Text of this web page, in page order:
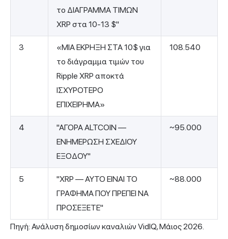
το ΔΙΑΓΡΑΜΜΑ ΤΙΜΩΝ
XRP στα 10-13 $"
3
«ΜΙΑ ΕΚΡΗΞΗ ΣΤΑ 10$ για
το διάγραμμα τιμών του
Ripple XRP αποκτά
ΙΣΧΥΡΟΤΕΡΟ
ΕΠΙΧΕΙΡΗΜΑ»
108.540
4
"ΑΓΟΡΑ ALTCOIN —
ΕΝΗΜΕΡΩΣΗ ΣΧΕΔΙΟΥ
ΕΞΟΔΟΥ"
~95.000
5
"XRP — ΑΥΤΟ ΕΙΝΑΙ ΤΟ
ΓΡΑΦΗΜΑ ΠΟΥ ΠΡΕΠΕΙ ΝΑ
ΠΡΟΣΕΞΕΤΕ"
~88.000
Πηγή: Ανάλυση δημοσίων καναλιών VidIQ, Μάιος 2026.